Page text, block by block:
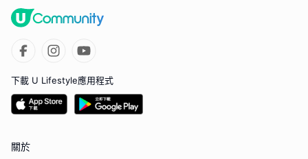
下載 U Lifestyle應用程式
關於